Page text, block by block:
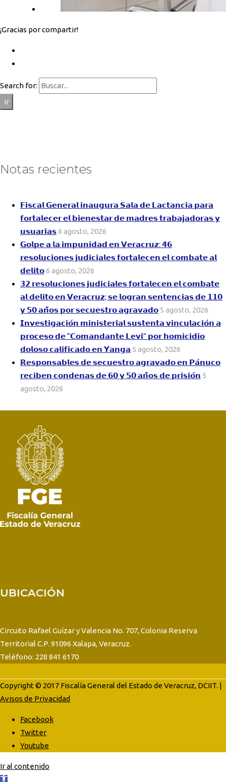
¡Gracias por compartir!
Search for:
ir
Notas recientes
𝗙𝗶𝘀𝗰𝗮𝗹 𝗚𝗲𝗻𝗲𝗿𝗮𝗹 𝗶𝗻𝗮𝘂𝗴𝘂𝗿𝗮 𝗦𝗮𝗹𝗮 𝗱𝗲 𝗟𝗮𝗰𝘁𝗮𝗻𝗰𝗶𝗮 𝗽𝗮𝗿𝗮
𝗳𝗼𝗿𝘁𝗮𝗹𝗲𝗰𝗲𝗿 𝗲𝗹 𝗯𝗶𝗲𝗻𝗲𝘀𝘁𝗮𝗿 𝗱𝗲 𝗺𝗮𝗱𝗿𝗲𝘀 𝘁𝗿𝗮𝗯𝗮𝗷𝗮𝗱𝗼𝗿𝗮𝘀 𝘆
𝘂𝘀𝘂𝗮𝗿𝗶𝗮𝘀6 agosto, 2026
𝗚𝗼𝗹𝗽𝗲 𝗮 𝗹𝗮 𝗶𝗺𝗽𝘂𝗻𝗶𝗱𝗮𝗱 𝗲𝗻 𝗩𝗲𝗿𝗮𝗰𝗿𝘂𝘇: 𝟰𝟲
𝗿𝗲𝘀𝗼𝗹𝘂𝗰𝗶𝗼𝗻𝗲𝘀 𝗷𝘂𝗱𝗶𝗰𝗶𝗮𝗹𝗲𝘀 𝗳𝗼𝗿𝘁𝗮𝗹𝗲𝗰𝗲𝗻 𝗲𝗹 𝗰𝗼𝗺𝗯𝗮𝘁𝗲 𝗮𝗹
𝗱𝗲𝗹𝗶𝘁𝗼6 agosto, 2026
𝟯𝟮 𝗿𝗲𝘀𝗼𝗹𝘂𝗰𝗶𝗼𝗻𝗲𝘀 𝗷𝘂𝗱𝗶𝗰𝗶𝗮𝗹𝗲𝘀 𝗳𝗼𝗿𝘁𝗮𝗹𝗲𝗰𝗲𝗻 𝗲𝗹 𝗰𝗼𝗺𝗯𝗮𝘁𝗲
𝗮𝗹 𝗱𝗲𝗹𝗶𝘁𝗼 𝗲𝗻 𝗩𝗲𝗿𝗮𝗰𝗿𝘂𝘇; 𝘀𝗲 𝗹𝗼𝗴𝗿𝗮𝗻 𝘀𝗲𝗻𝘁𝗲𝗻𝗰𝗶𝗮𝘀 𝗱𝗲 𝟭𝟭𝟬
𝘆 𝟱𝟬 𝗮𝗻̃𝗼𝘀 𝗽𝗼𝗿 𝘀𝗲𝗰𝘂𝗲𝘀𝘁𝗿𝗼 𝗮𝗴𝗿𝗮𝘃𝗮𝗱𝗼 5 agosto, 2026
𝗜𝗻𝘃𝗲𝘀𝘁𝗶𝗴𝗮𝗰𝗶𝗼́𝗻 𝗺𝗶𝗻𝗶𝘀𝘁𝗲𝗿𝗶𝗮𝗹 𝘀𝘂𝘀𝘁𝗲𝗻𝘁𝗮 𝘃𝗶𝗻𝗰𝘂𝗹𝗮𝗰𝗶𝗼́𝗻 𝗮
𝗽𝗿𝗼𝗰𝗲𝘀𝗼 𝗱𝗲 “𝗖𝗼𝗺𝗮𝗻𝗱𝗮𝗻𝘁𝗲 𝗟𝗲𝘃𝗶” 𝗽𝗼𝗿 𝗵𝗼𝗺𝗶𝗰𝗶𝗱𝗶𝗼
𝗱𝗼𝗹𝗼𝘀𝗼 𝗰𝗮𝗹𝗶𝗳𝗶𝗰𝗮𝗱𝗼 𝗲𝗻 𝗬𝗮𝗻𝗴𝗮 5 agosto, 2026
𝗥𝗲𝘀𝗽𝗼𝗻𝘀𝗮𝗯𝗹𝗲𝘀 𝗱𝗲 𝘀𝗲𝗰𝘂𝗲𝘀𝘁𝗿𝗼 𝗮𝗴𝗿𝗮𝘃𝗮𝗱𝗼 𝗲𝗻 𝗣𝗮́𝗻𝘂𝗰𝗼
𝗿𝗲𝗰𝗶𝗯𝗲𝗻 𝗰𝗼𝗻𝗱𝗲𝗻𝗮𝘀 𝗱𝗲 𝟲𝟬 𝘆 𝟱𝟬 𝗮𝗻̃𝗼𝘀 𝗱𝗲 𝗽𝗿𝗶𝘀𝗶𝗼́𝗻 5
agosto, 2026
UBICACIÓN
Circuito Rafael Guízar y Valencia No. 707, Colonia Reserva
Territorial C.P. 91096 Xalapa, Veracruz.
Teléfono: 228 841 6170
Copyright © 2017 Fiscalía General del Estado de Veracruz, DCIIT. |
Avisos de Privacidad
Facebook
Twitter
Youtube
Ir al contenido
Abrir